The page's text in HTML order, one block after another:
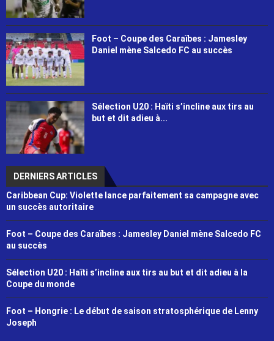
Foot – Coupe des Caraïbes : Jamesley
Daniel mène Salcedo FC au succès
Sélection U20 : Haïti s’incline aux tirs au
but et dit adieu à...
DERNIERS ARTICLES
Caribbean Cup: Violette lance parfaitement sa campagne avec
un succès autoritaire
Foot – Coupe des Caraïbes : Jamesley Daniel mène Salcedo FC
au succès
Sélection U20 : Haïti s’incline aux tirs au but et dit adieu à la
Coupe du monde
Foot – Hongrie : Le début de saison stratosphérique de Lenny
Joseph